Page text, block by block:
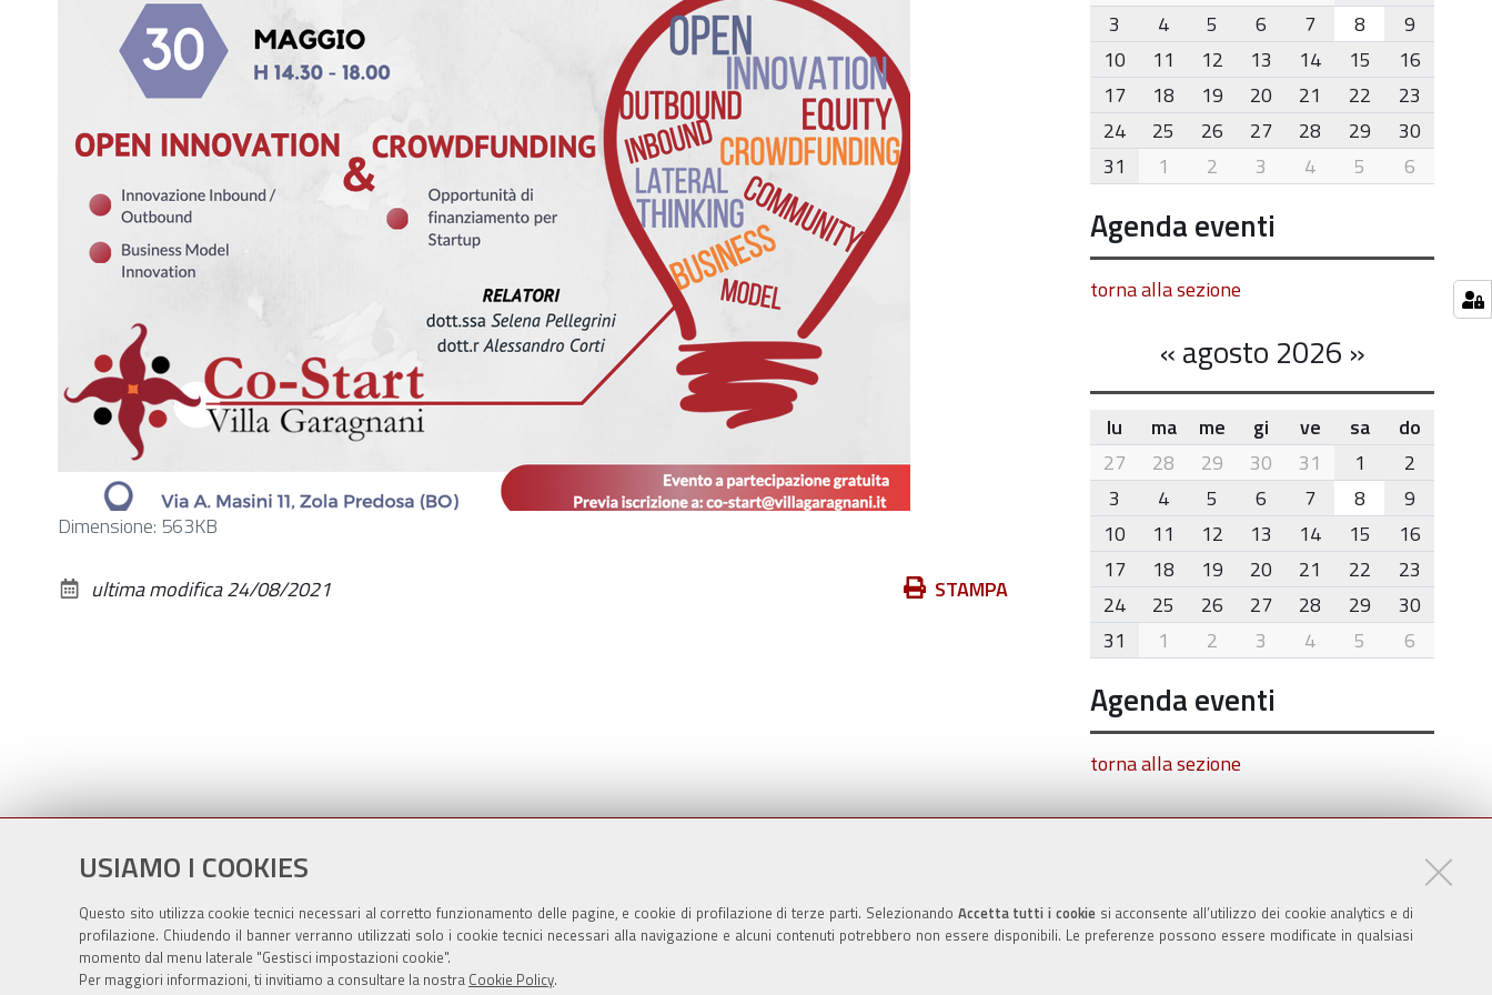
USIAMO I COOKIES
Questo sito utilizza cookie tecnici necessari al corretto funzionamento delle pagine, e cookie di profilazione di terze parti. Selezionando Accetta tutti i cookiesi acconsente all’utilizzo dei cookie analytics e di
profilazione. Chiudendo il banner verranno utilizzati solo i cookie tecnici necessari alla navigazione e alcuni contenuti potrebbero non essere disponibili. Le preferenze possono essere modificate in qualsiasi
momento dal menu laterale "Gestisci impostazioni cookie".
Per maggiori informazioni, ti invitiamo a consultare la nostra Cookie Policy.
Clicca
vedere
Dimensione: 563KB
Azioni STAMPA
ultima modifica24/08/2021
8 3
4 5 6 7 8
9
10
11 12 13 14 15
16
17
18 19 20 21 22
23
24
25 26 27 28 29
30
31
1 2 3 4 5 6
Agenda eventi
torna alla sezione
«agosto 2026 »
month-
8
lu ma me gi ve sa
do
27
28 29 30 31 1
2
3
4 5 6 7 8
9
10
11 12 13 14 15
16
17
18 19 20 21 22
23
24
25 26 27 28 29
30
31
1 2 3 4 5 6
Agenda eventi
torna alla sezione